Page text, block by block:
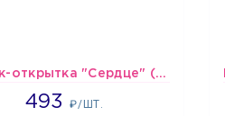
Шарик-открытка "Сердце" (45 см) - 2
493₽/ШТ.
493